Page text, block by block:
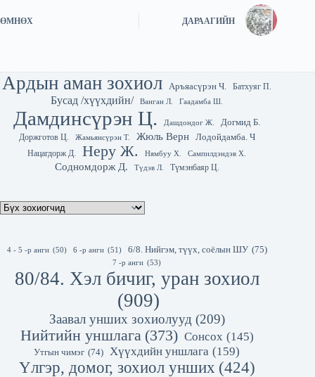
ӨМНӨХ ДАРААГИЙН
Ардын аман зохиол Аръяасүрэн Ч. Батхуяг П.
Бусад /хүүхдийн/ Ванган Л. Гаадамба Ш.
Дамдинсүрэн Ц. Дашдондог Ж.
Догмид Б.
Доржготов Ц.
Жамьянсүрэн Т. Жюль Верн Лодойдамба. Ч
Нацагдорж Д. Неру Ж. Нямбуу Х. Сампилдэндэв Х.
Содномдорж Д. Түдэв Л. Түмэнбаяр Ц.
4 - 5 -р анги (50) 6 -р анги (51) 6/8. Нийгэм, түүх, соёлын ШУ (75)
7 -р анги (53)
80/84. Хэл бичиг, уран зохиол
(909)
Заавал унших зохиолууд (209)
Нийтийн уншлага (373) Сонсох (145)
Утгын чимэг (74) Хүүхдийн уншлага (159)
Үлгэр, домог, зохиол унших (424)